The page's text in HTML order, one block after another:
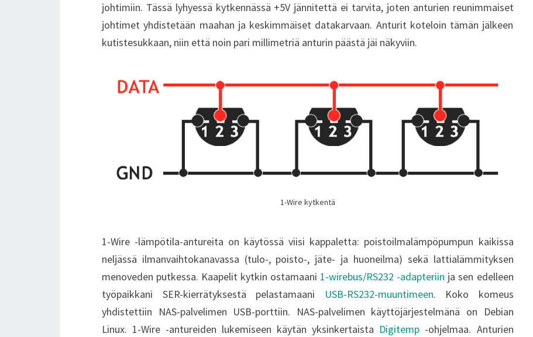
johtimiin. Tässä lyhyessä kytkennässä +5V jännitettä ei tarvita, joten anturien reunimmaiset
johtimet yhdistetään maahan ja keskimmäiset datakarvaan. Anturit koteloin tämän jälkeen
kutistesukkaan, niin että noin pari millimetriä anturin päästä jäi näkyviin.
1-Wire kytkentä
1-Wire -lämpötila-antureita on käytössä viisi kappaletta: poistoilmalämpöpumpun kaikissa
neljässä ilmanvaihtokanavassa (tulo-, poisto-, jäte- ja huoneilma) sekä lattialämmityksen
menoveden putkessa. Kaapelit kytkin ostamaani 1-wirebus/RS232 -adapteriin ja sen edelleen
työpaikkani SER-kierrätyksestä pelastamaani
USB-RS232-muuntimeen. Koko komeus
yhdistettiin NAS-palvelimen USB-porttiin. NAS-palvelimen käyttöjärjestelmänä on Debian
Linux. 1-Wire -antureiden lukemiseen käytän yksinkertaista Digitemp -ohjelmaa. Anturien